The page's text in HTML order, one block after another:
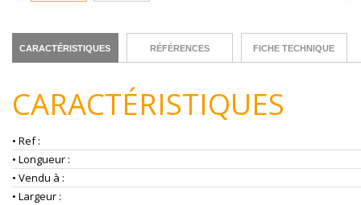
CARACTÉRISTIQUES RÉFÉRENCES FICHE TECHNIQUE
CARACTÉRISTIQUES
• Ref :
• Longueur :
• Vendu à :
• Largeur :